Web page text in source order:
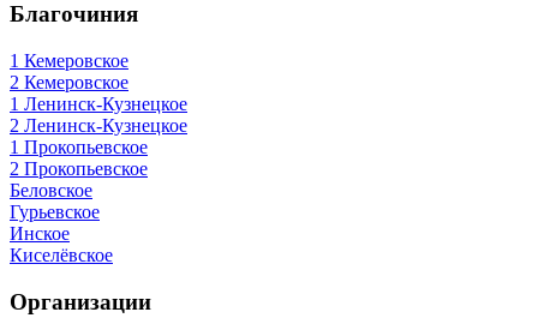
Благочиния
1 Кемеровское
2 Кемеровское
1 Ленинск-Кузнецкое
2 Ленинск-Кузнецкое
1 Прокопьевское
2 Прокопьевское
Беловское
Гурьевское
Инское
Киселёвское
Организации